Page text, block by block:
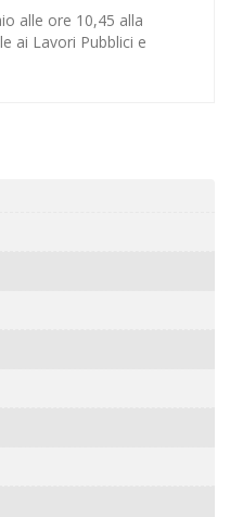
alle ore 10,45 alla
ai Lavori Pubblici e